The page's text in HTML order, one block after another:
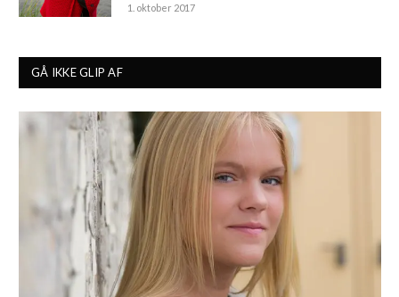
1. oktober 2017
GÅ IKKE GLIP AF